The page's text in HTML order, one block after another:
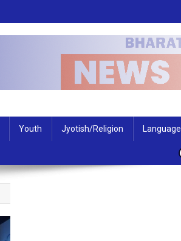
Youth Jyotish/Religion Language